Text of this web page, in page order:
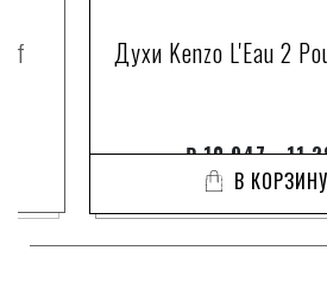
of Духи Kenzo L'Eau 2
₽10 947 - 11
В КОРЗИНУ